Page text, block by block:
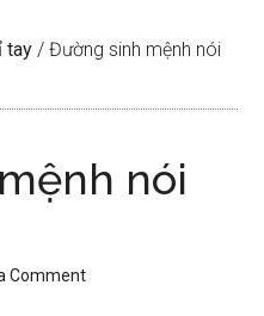
tay / Đường sinh mệnh nói
nói
Comment